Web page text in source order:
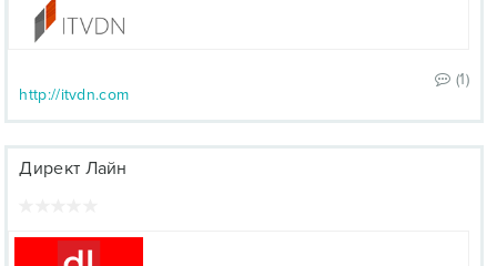
(1)
http://itvdn.com
Директ Лайн